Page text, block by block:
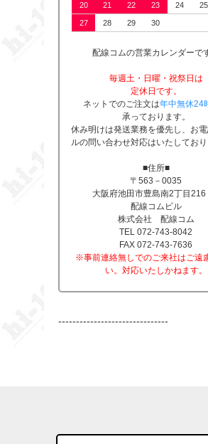
20 21 22 23 24 25
27 28 29 30
配線コムの営業カレンダーで
毎週土・日曜・祝祭日は
定休日です。
ネットでのご注文は年中無休24
承っております。
休み明けは発送業務を優先し、お
ルの問い合わせ対応はいたしており
■住所■
〒563－0035
大阪府池田市豊島南2丁目216
配線コムビル
株式会社 配線コム
TEL 072-743-8042
FAX 072-743-7636
※事前連絡無しでのご来社はご遠
い。対応いたしかねます。
-------------------------------